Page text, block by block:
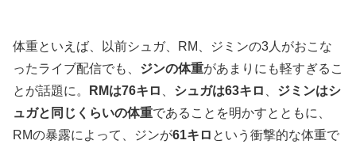
体重といえば、以前シュガ、RM、ジミンの3人がおこな
ったライブ配信でも、 ジンの体重があまりにも軽すぎるこ
とが話題に。
RMは76キロ シュガは63キロ
ジミンはシ
ュガと同じくらいの体重であることを明かすとともに、
RMの暴露によって、ジンが61キロ という衝撃的な体重で